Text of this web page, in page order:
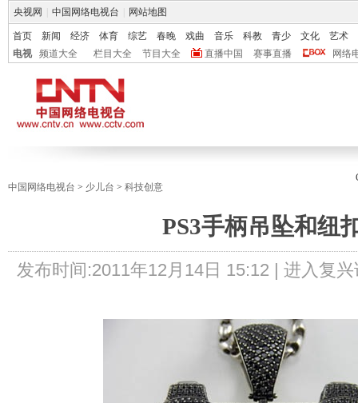
央视网 中国网络电视台 网站地图
首页 新闻 经济 体育 综艺 春晚 戏曲 音乐 科教 青少 文化
艺术
电视
频道大全 栏目大全 节目大全 直播中国 赛事直播 网络
中国网络电视台 > 少儿台 > 科技创意
PS3手柄吊坠和纽
发布时间:2011年12月14日 15:12 | 进入复兴